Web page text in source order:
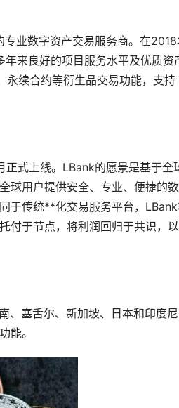
业数字资产交易服务商。在
来良好的项目服务水平及优质资
续合约等衍生品交易功能，支持
正式上线。LBank的愿景是基于全
球用户提供安全、专业、便捷的
于传统**化交易服务平台，
付于节点，将利润回归于共识，以
、塞舌尔、新加坡、日本和印度
能。